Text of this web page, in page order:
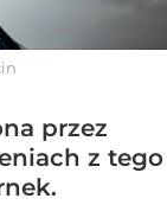
przez
z tego